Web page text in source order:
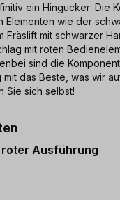
ein Hingucker: Die
Elementen wie der
Fräslift mit schwarzer
mit roten
sind die
mit das Beste, was wir
Sie sich selbst!
roter Ausführung